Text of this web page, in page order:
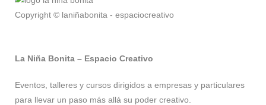
Copyright © laniñabonita - espaciocreativo
La Niña Bonita – Espacio Creativo
Eventos, talleres y cursos dirigidos a empresas y particulares
para llevar un paso más allá su poder creativo.